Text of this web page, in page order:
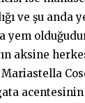
ve şu anda
yem
aksine
Mariastella
acentesinin